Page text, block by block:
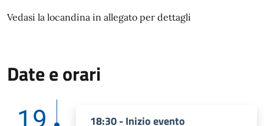
Vedasi la locandina in allegato per dettagli
Date e orari
19 18:30 - Inizio evento